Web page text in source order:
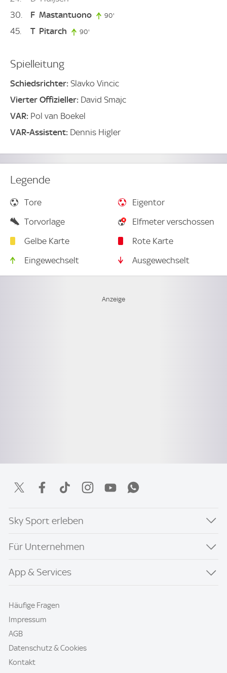
30
F Mastantuono 90'
45 T Pitarch 90'
Spielleitung
Schiedsrichter: Slavko Vincic
Vierter Offizieller: David Smajc
VAR: Pol van Boekel
VAR-Assistent: Dennis Higler
Legende
Tore
Eigentor
Torvorlage
Elfmeter verschossen
Gelbe Karte
Rote Karte
Eingewechselt
Ausgewechselt
Sky Sport erleben
Für Unternehmen
App & Services
Häufige Fragen
Impressum
AGB
Datenschutz & Cookies
Kontakt